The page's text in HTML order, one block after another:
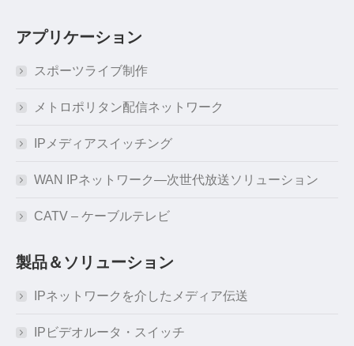
アプリケーション
スポーツライブ制作
メトロポリタン配信ネットワーク
IPメディアスイッチング
WAN IPネットワーク―次世代放送ソリューション
CATV – ケーブルテレビ
製品＆ソリューション
IPネットワークを介したメディア伝送
IPビデオルータ・スイッチ